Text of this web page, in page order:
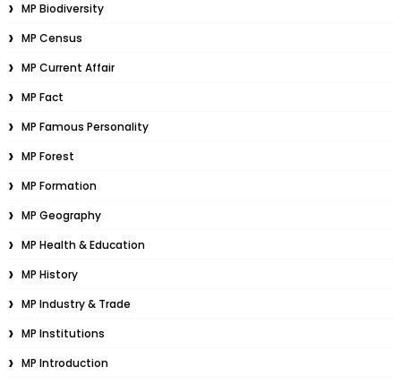
MP Biodiversity
MP Census
MP Current Affair
MP Fact
MP Famous Personality
MP Forest
MP Formation
MP Geography
MP Health & Education
MP History
MP Industry & Trade
MP Institutions
MP Introduction